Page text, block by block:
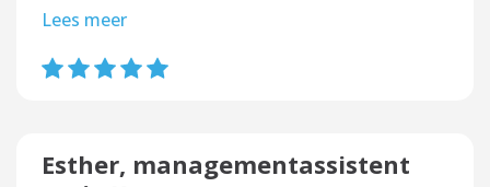
Lees meer
Esther, managementassistent